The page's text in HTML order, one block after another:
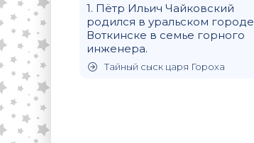
1. Пётр Ильич Чайковский
родился в уральском городе
Воткинске в семье горного
инженера.
Тайный сыск царя Гороха